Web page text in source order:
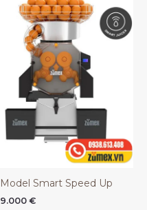
Model Smart Speed Up
9.000 €